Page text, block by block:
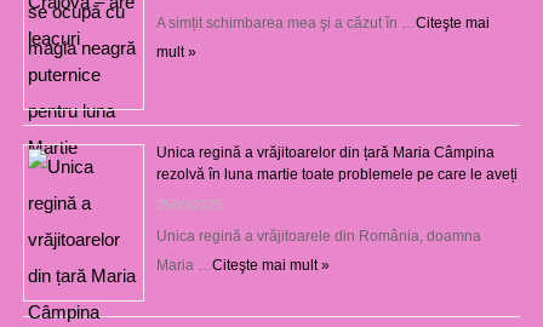
A simțit schimbarea mea şi a căzut în … Citeşte mai
mult »
Unica regină a vrăjitoarelor din țară Maria Câmpina
rezolvă în luna martie toate problemele pe care le aveți
25/09/2025
Unica regină a vrăjitoarele din România, doamna
Maria … Citeşte mai mult »